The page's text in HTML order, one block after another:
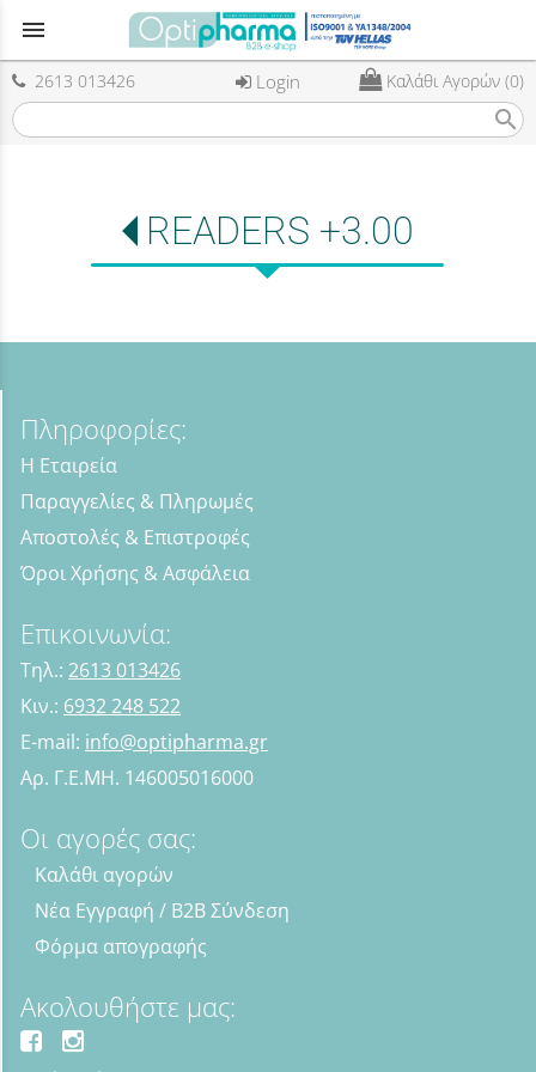
menu
2613 013426 Login Καλάθι Αγορών (0)
search
READERS +3.00
Πληροφορίες:
Η Εταιρεία
Παραγγελίες & Πληρωμές
Αποστολές & Επιστροφές
Όροι Χρήσης & Ασφάλεια
Επικοινωνία:
Τηλ.: 2613 013426
Κιν.: 6932 248 522
E-mail: info@optipharma.gr
Αρ. Γ.Ε.ΜΗ. 146005016000
Οι αγορές σας:
Καλάθι αγορών
Νέα Εγγραφή / B2B Σύνδεση
Φόρμα απογραφής
Ακολουθήστε μας: